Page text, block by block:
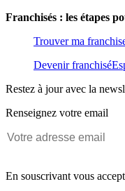
Franchisés : les étapes
Trouver ma
Devenir franchisé
Restez à jour avec la
Renseignez votre email
En souscrivant vous